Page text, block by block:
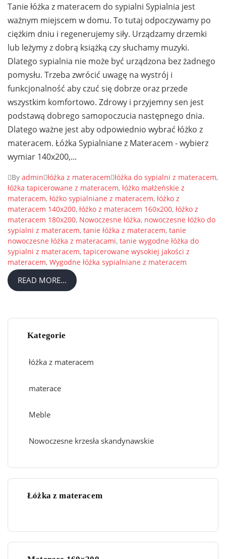
Tanie łóżka z materacem do sypialni Sypialnia jest
ważnym miejscem w domu. To tutaj odpoczywamy po
ciężkim dniu i regenerujemy siły. Urządzamy drzemki
lub leżymy z dobrą książką czy słuchamy muzyki.
Dlatego sypialnia nie może być urządzona bez żadnego
pomysłu. Trzeba zwrócić uwagę na wystrój i
funkcjonalność aby czuć się dobrze oraz przede
wszystkim komfortowo. Zdrowy i przyjemny sen jest
podstawą dobrego samopoczucia następnego dnia.
Dlatego ważne jest aby odpowiednio wybrać łóżko z
materacem. Łóżka Sypialniane z Materacem - wybierz
wymiar 140x200,...
By admin łóżka z materacem łóżka do sypialni z materacem,
łóżka tapicerowane z materacem, łóżko małżeńskie z
materacem, łóżko sypialniane z materacem, łóżko z
materacem 140x200, łóżko z materacem 160x200, łóżko z
materacem 180x200, Nowoczesne łóżka, nowoczesne łóżko do
sypialni z materacem, tanie łóżka z materacem, tanie
nowoczesne łóżka z materacami, tanie wygodne łóżka do
sypialni z materacem, tapicerowane wysokiej jakości z
materacem, Wygodne łóżka sypialniane z materacem
READ MORE...
Kategorie
łóżka z materacem
materace
Meble
Nowoczesne krzesła skandynawskie
Łóżka z materacem